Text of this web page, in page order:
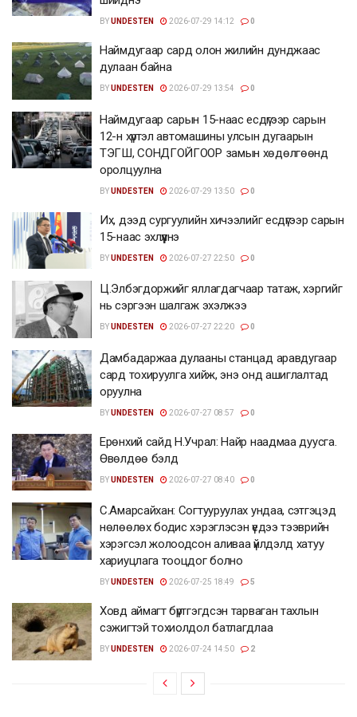
BYUNDESTEN 2026-07-29 14:12 0
Наймдугаар сард олон жилийн дунджаас
дулаан байна
BYUNDESTEN 2026-07-29 13:54 0
Наймдугаар сарын 15-наас есдүгээр сарын
12-н хүртэл автомашины улсын дугаарын
ТЭГШ, СОНДГОЙГООР замын хөдөлгөөнд
оролцуулна
BYUNDESTEN 2026-07-29 13:50 0
Их, дээд сургуулийн хичээлийг есдүгээр сарын
15-наас эхлүүлнэ
BYUNDESTEN 2026-07-27 22:50 0
Ц.Элбэгдоржийг яллагдагчаар татаж, хэргийг
нь сэргээн шалгаж эхэлжээ
BYUNDESTEN 2026-07-27 22:20 0
Дамбадаржаа дулааны станцад аравдугаар
сард тохируулга хийж, энэ онд ашиглалтад
оруулна
BYUNDESTEN 2026-07-27 08:57 0
Ерөнхий сайд Н.Учрал: Найр наадмаа дуусга.
Өвөлдөө бэлд
BYUNDESTEN 2026-07-27 08:40 0
С.Амарсайхан: Согтууруулах ундаа, сэтгэцэд
нөлөөлөх бодис хэрэглэсэн үедээ тээврийн
хэрэгсэл жолоодсон аливаа үйлдэлд хатуу
хариуцлага тооцдог болно
BYUNDESTEN 2026-07-25 18:49 5
Ховд аймагт бүртгэгдсэн тарваган тахлын
сэжигтэй тохиолдол батлагдлаа
BYUNDESTEN 2026-07-24 14:50 2